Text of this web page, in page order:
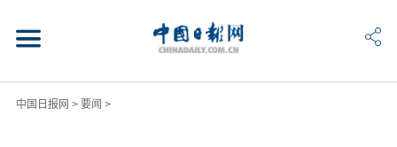
中国日报网 > 要闻 >